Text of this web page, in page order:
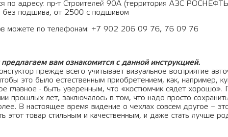
по адресу: пр-т Строителей 90А (территория АЗС
без подшива, от 2500 с подшивом
можете по телефонам: +7 902 206 09 76, 76 09 76
вам ознакомится с данной инструкцией.
прежде всего учитывает визуальное восприятие
это было естественным приобретением, как, например,
главное - быть уверенным, что «костюмчик сядет хорошо».
прошлых лет, заключалось в том, что надо просто
В настоящее время видение о чехлах совсем другое –
этот товар стильным и качественным, и даже стать лучше